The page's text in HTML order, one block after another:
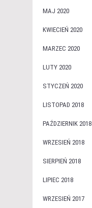
MAJ 2020
KWIECIEŃ 2020
MARZEC 2020
LUTY 2020
STYCZEŃ 2020
LISTOPAD 2018
PAŹDZIERNIK 2018
WRZESIEŃ 2018
SIERPIEŃ 2018
LIPIEC 2018
WRZESIEŃ 2017